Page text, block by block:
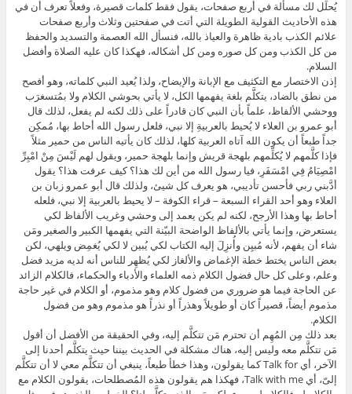
يُحلِّل لك مسألة في أربع صفحات، يقول فقط كلمات قصيرة، وفعلاً تعرف أن في
هذه الأحاديث القولية الطويلة التي أتت في صفحتين وثلاث وأربع صفحات
علائم الكذب بادية ظاهرة والعياذ بالله، فنسأل الله العصمة والتسديد والحفظ
من كل الكذب ومن كل صوره ومن كل أشكاله، فهكذا كان عليه الصلاة وأفضل
السلام.
إذن الاختصار مع التكثيف مع الإبانة والإيضاح، ولذا يُعيد النبي كلماته، وهو أفصح
من نطق بالضاد، يتكلَّم بلغة يفهمها الكل، لا يأتي بحوشي الكلام ولا بمُتسغرَب
ووحشي الألفاظ، علماً بأن النبي كان قادراً على ذلك لكنه لم يفعل، لذلك قال
أبو عمرو بن العلاء لا يُحيط بالعربيةِ إلا نبي، فلعل رسول الله أحاط بها، مُمكِن
جداً طبعاً أن يكون الله آتاه العربية كلها، لذلك كان يأتيه الناس من حمير مثلاً
فإذا كلَّمهم لا يُكلِّمهم بلهجة قريش وإنما بلهجة حمير، ويقول لهم لَيْسَ مِنْ امْبِرِّ
امْصِيَامُ فِي امْسَفَرِ، فيا رسول الله من أين لك هذا؟ كيف عرفت هذا؟ يقول
أدَّبني ربي فأحسن تأديبي، هو يعرف كل شيئ، ولذلك قال أبو عمرو زبان بن
العلاء وهو أحد القراء السبعة – قراء الكوفة – لا يحيط بالعربية إلا نبي، فلعله
أحاط بها وهذا الأرجح، لكنه لم يكن يعمد إلى وحشي وغريب الألفاظ لكي
يستعرض، وإنما يأتي بالألفاظ الواضحة البيّنة التي يفهمها الكبير والصغير ومَن
شاء أن يفهم، لأنه مُبيِن وأُنزِلَ إليه الكتاب لكي يُبين لا لكي يُغمِض ويلهي، لكن
بعض الناس يختط خطة الإغماض والألغاز لكي يُظهِر للناس أنه لديه مزيد فضل
وعلم، وعلى كل حال فضول الكلام ذمه العلماء والأدباء والحكماء، فالكلام الزائد
عن الحاجة فيما هو ضروري من فضول كلام وهو مذموم، أو الكلام في غير حاجة
مذموم أيضاً، قصيراً كان أو طويلاً وهذراً أو نذراً هو مذموم وهو من فضول
الكلام.
بعد ذلك مِن المُهِم أن تحترم مَن تتكلَّم إليه، وفي الحقيقة من الأفضل أن أقول
مَن تتكلَّم معه وليس إليه، هناك مشكلة في الحديث بيننا حيث يتكلَّم أحدنا إلى
الآخر، أي Talk for كما يقولون، وهذا خطأ طبعاً، ينبغي أن تتكلَّم معي لا أن تتكلَّم
إلىّ، أي Talk with me، فهكذا هم يقولون هذه المُصطلحات، يقولون الكلام مع